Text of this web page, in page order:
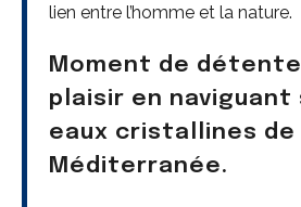
lien entre l’homme et la nature.
Moment de
plaisir en naviguant
eaux cristallines de
Méditerranée.